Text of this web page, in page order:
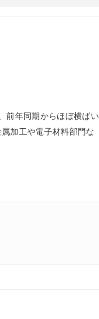
前年同期からほぼ横ばい
加工や電子材料部門な